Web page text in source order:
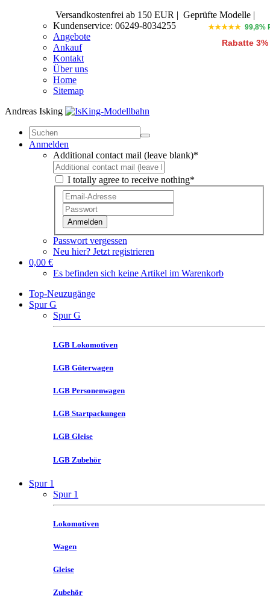
Versandkostenfrei ab 150 EUR | Geprüfte Modelle |
Kundenservice: 06249-8034255
Angebote
Ankauf
Kontakt
Über uns
Home
Sitemap
Andreas Isking
★★★★★ 99,8%
Rabatte 3%
Anmelden
Additional contact mail (leave blank)*
I totally agree to receive nothing*
Anmelden
Passwort vergessen
Neu hier? Jetzt registrieren
0,00 €
Es befinden sich keine Artikel im Warenkorb
Top-Neuzugänge
Spur G
Spur G
LGB Lokomotiven
LGB Güterwagen
LGB Personenwagen
LGB Startpackungen
LGB Gleise
LGB Zubehör
Spur 1
Spur 1
Lokomotiven
Wagen
Gleise
Zubehör